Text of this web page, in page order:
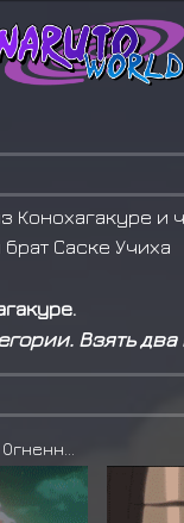
Конохагакуре и
Саске Учиха
Взять